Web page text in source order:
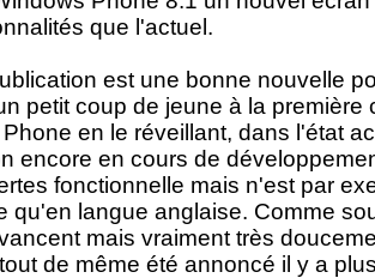
que l'actuel.
est une bonne nouvelle
petit coup de jeune à la première
en le réveillant, dans l'état
encore en cours de
fonctionnelle mais n'est par
qu'en langue anglaise. Comme
mais vraiment très
de même été annoncé il y a